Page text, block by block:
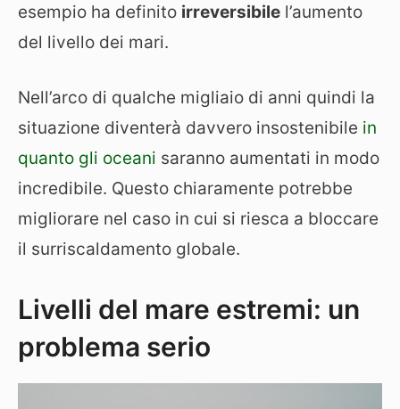
esempio ha definito irreversibile l’aumento
del livello dei mari.
Nell’arco di qualche migliaio di anni quindi la
situazione diventerà davvero insostenibile in
quanto gli oceani saranno aumentati in modo
incredibile. Questo chiaramente potrebbe
migliorare nel caso in cui si riesca a bloccare
il surriscaldamento globale.
Livelli del mare estremi: un
problema serio